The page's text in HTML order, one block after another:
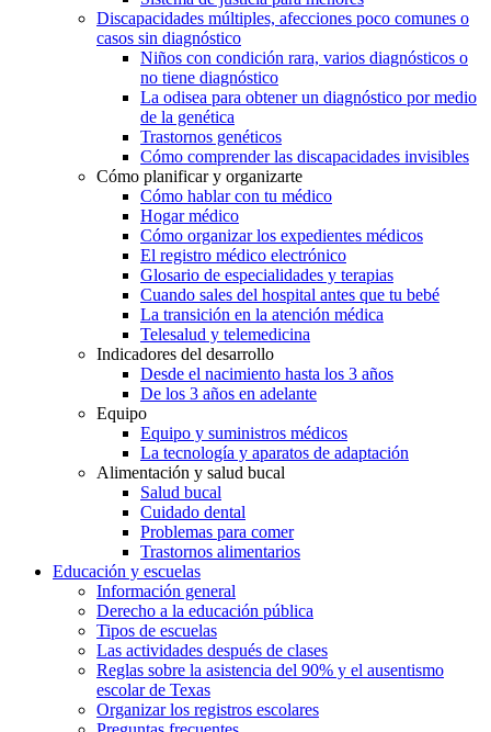
Discapacidades múltiples, afecciones poco comunes o
casos sin diagnóstico
Niños con condición rara, varios diagnósticos o
no tiene diagnóstico
La odisea para obtener un diagnóstico por medio
de la genética
Trastornos genéticos
Cómo comprender las discapacidades invisibles
Cómo planificar y organizarte
Cómo hablar con tu médico
Hogar médico
Cómo organizar los expedientes médicos
El registro médico electrónico
Glosario de especialidades y terapias
Cuando sales del hospital antes que tu bebé
La transición en la atención médica
Telesalud y telemedicina
Indicadores del desarrollo
Desde el nacimiento hasta los 3 años
De los 3 años en adelante
Equipo
Equipo y suministros médicos
La tecnología y aparatos de adaptación
Alimentación y salud bucal
Salud bucal
Cuidado dental
Problemas para comer
Trastornos alimentarios
Educación y escuelas
Información general
Derecho a la educación pública
Tipos de escuelas
Las actividades después de clases
Reglas sobre la asistencia del 90% y el ausentismo
escolar de Texas
Organizar los registros escolares